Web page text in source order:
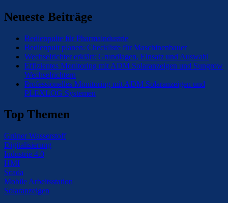
Neueste Beiträge
Bedienpulte für Pharmaindustrie
Bedienpult planen: Checkliste für Maschinenbauer
Wechselrichter erklärt: Grundlagen, Einsatz und Auswahl
Effizientes Monitoring mit ADM Solaranzeigen und Sungrow
Wechselrichtern
Professionelles Monitoring mit ADM Solaranzeigen und
PLEXLOG Systemen
Top Themen
Grüner Wasserstoff
Digitalisierung
Industrie 4.0
HMI
Scada
Mobile Arbeitsstation
Solaranzeigen